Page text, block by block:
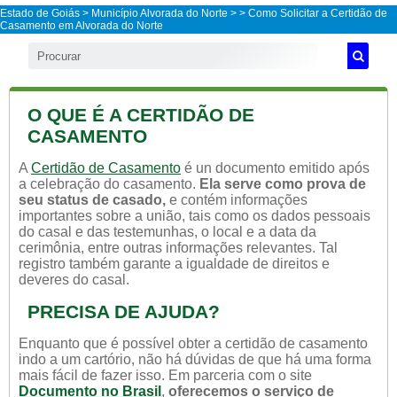
Estado de Goiás > Município Alvorada do Norte > > Como Solicitar a Certidão de
Casamento em Alvorada do Norte
O QUE É A CERTIDÃO DE
CASAMENTO
A Certidão de Casamento é un documento emitido após
a celebração do casamento. Ela serve como prova de
seu status de casado, e contém informações
importantes sobre a união, tais como os dados pessoais
do casal e das testemunhas, o local e a data da
cerimônia, entre outras informações relevantes. Tal
registro também garante a igualdade de direitos e
deveres do casal.
PRECISA DE AJUDA?
Enquanto que é possível obter a certidão de casamento
indo a um cartório, não há dúvidas de que há uma forma
mais fácil de fazer isso. Em parceria com o site
Documento no Brasil , oferecemos o serviço de